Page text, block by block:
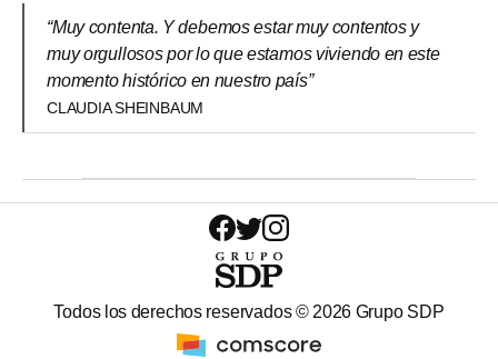
“Muy contenta. Y debemos estar muy contentos y
muy orgullosos por lo que estamos viviendo en este
momento histórico en nuestro país”
CLAUDIA SHEINBAUM
Todos los derechos reservados ©2026 Grupo SDP